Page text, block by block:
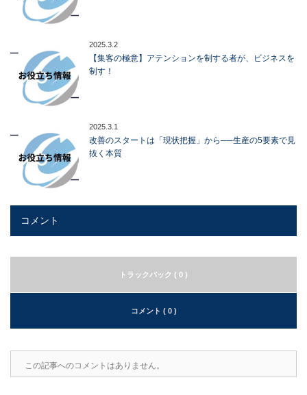
2025.3.2
【集客の極意】アテンションを制する者が、ビジネスを
制す！
2025.3.1
改善のスタートは「現状把握」から──生産の5要素で見
抜く本質
コメント
トラックバック ( 0 )
コメント ( 0 )
この記事へのコメントはありません。